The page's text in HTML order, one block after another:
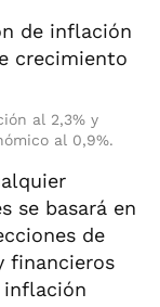
al 2,3% y
al 0,9%.
se basará en
de
financieros
inflación